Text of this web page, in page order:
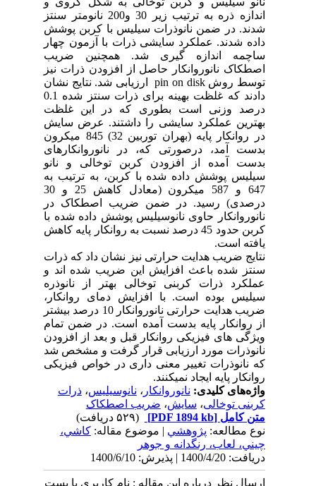
اندازه ذره به ترتیب زیر 30 و200 نانومتر سنتز
شدند. در ضمن نانوذرات سیلیس با کربن پوشش
داده شدند. عملکرد سایشی ذرات با آزمون چهار
ساچمه اندازه گیری شد. همچنین ضریب
اصطکاک نانوروانکار حاصل از افزودن ذرات نیز
توسط روشpin on diskارزیابی شد. نتایج نشان
دادند که غلظت بهینه برای ذرات سنتز شده 0.1
درصد وزنی است بطوری که در این غلظت
بهترین عملکرد سایشی را داشتند. عرض سایش
در روانکار پایه (بهران توربین 32) 845 میکرون
بدست آمد، درصورتی که، در نانوروانکارهای
بدست آمده از افزودن کربن توخالی و نانو
سیلیس پوشش داده شده با کربن، به ترتیب به
647 و 587 میکرون (معادل کاهش
25
و 30
درصدی) رسید. در ضمن ضریب اصطکاک در
نانوروانکار حاوی نانوسیلیس پوشش داده شده با
کربن حدود 45 درصد نسبت به روانکار پایه کاهش
یافته است.
نتایج ضریب هدایت حرارتی نیز نشان داد که ذرات
سنتز شده باعث افزایش این ضریب شده اند و
عملکرد ذرات کربنی توخالی بهتر از نانوذره
سیلیس بوده است. با افزایش دمای روانکار،
ضریب هدایت حرارتی نانوروانکار 10 درصد بیشتر
از روانکار پایه بدست آمده است. در ضمن تمام
ویژگی های فیزیکی روانکار قبل و بعد از افزودن
نانوذرات مورد ارزیابی قرار گرفت و مشخص شد
که نانوذرات تغییر معنی داری در خواص فیزیکی
روانکار پایه ایجاد نمی­کنند.
واژه‌های کلیدی:نانوروانکار، نانوسیلیس،ذرات
کربنی توخالی،سایش،ضریب اصطکاک
متن کامل[PDF 1894 kb]
نوع مطالعه:پژوهشي| موضوع مقاله:كاشي،
چيني، لعاب، رنگدانه و جوهر
دریافت: 1400/4/20 | پذیرش: 1400/6/10
ارسال نظر درباره این مقاله : نام کاربری یا پست